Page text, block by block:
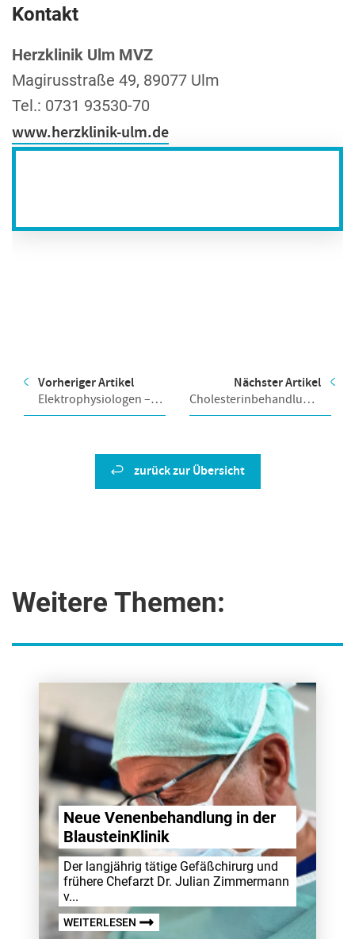
Kontakt
Herzklinik Ulm MVZ
Magirusstraße 49, 89077 Ulm
Tel.: 0731 93530-70
www.herzklinik-ulm.de
Vorheriger Artikel
Elektrophysiologen –
die Künstler der
Nächster Artikel
Cholesterinbehandlung
im Fokus
zurück zur Übersicht
Weitere Themen:
Neue Venen­be­hand­lung in der
Blau­stein­Klinik
Der lang­jährig tätige Gefä­ßchirurg und
frühere Chef­arzt Dr. Julian Zimmer­mann
v...
WEITERLESEN